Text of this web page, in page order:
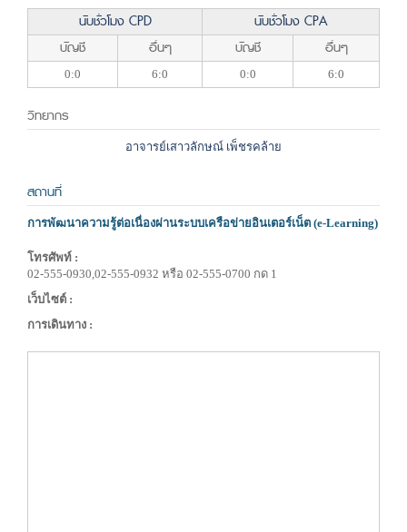
นับชั่วโมง CPD
นับชั่วโมง CPA
บัญชี
อื่นๆ บัญชี อื่นๆ
0:0 6:0 0:0 6:0
วิทยากร
อาจารย์เสาวลักษณ์ เพ็ชรคล้าย
สถานที่
การพัฒนาความรู้ต่อเนื่องผ่านระบบเครือข่ายอินเตอร์เน็ต (e-Learning)
โทรศัพท์ :
02-555-0930,02-555-0932 หรือ 02-555-0700 กด 1
เว็บไซต์ :
การเดินทาง :